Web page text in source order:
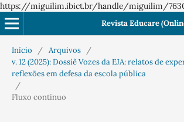
https://miguilim.ibict.br/handle/miguilim/
Revista Educare
Início / Arquivos
/
v. 12 (2025): Dossiê Vozes da EJA: relatos de
reflexões em defesa da escola pública
/
Fluxo contínuo